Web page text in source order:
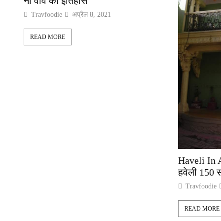
Travfoodie अप्रैल 8, 2021
READ MORE
Haveli In
हवेली 150
Travfoodie
READ MORE